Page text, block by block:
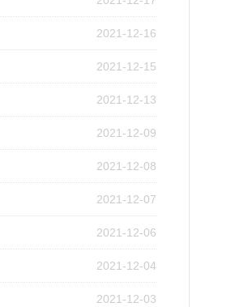
2021-12-16
2021-12-15
2021-12-13
2021-12-09
2021-12-08
2021-12-07
2021-12-06
2021-12-04
2021-12-03